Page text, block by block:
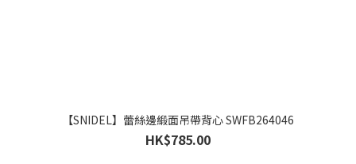
【SNIDEL】蕾絲邊緞面吊帶背心 SWFB264046
HK$785.00